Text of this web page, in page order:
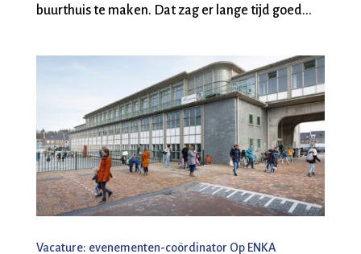
buurthuis te maken. Dat zag er lange tijd goed...
Vacature: evenementen-coördinator Op ENKA